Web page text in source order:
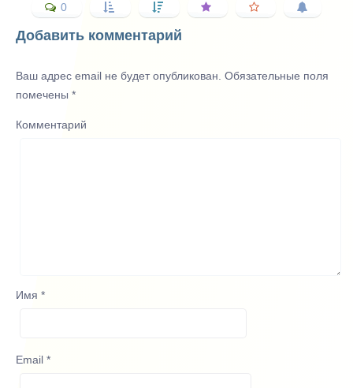
0
Добавить комментарий
Ваш адрес email не будет опубликован. Обязательные поля
помечены *
Комментарий
Имя *
Email *